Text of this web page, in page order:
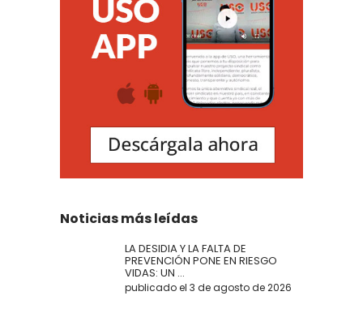
Noticias más leídas
LA DESIDIA Y LA FALTA DE
PREVENCIÓN PONE EN RIESGO
VIDAS: UN ...
publicado el 3 de agosto de 2026